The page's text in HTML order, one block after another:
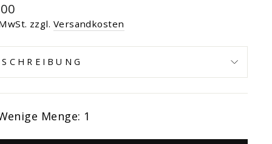
zzgl. Versandkosten
Menge: 1